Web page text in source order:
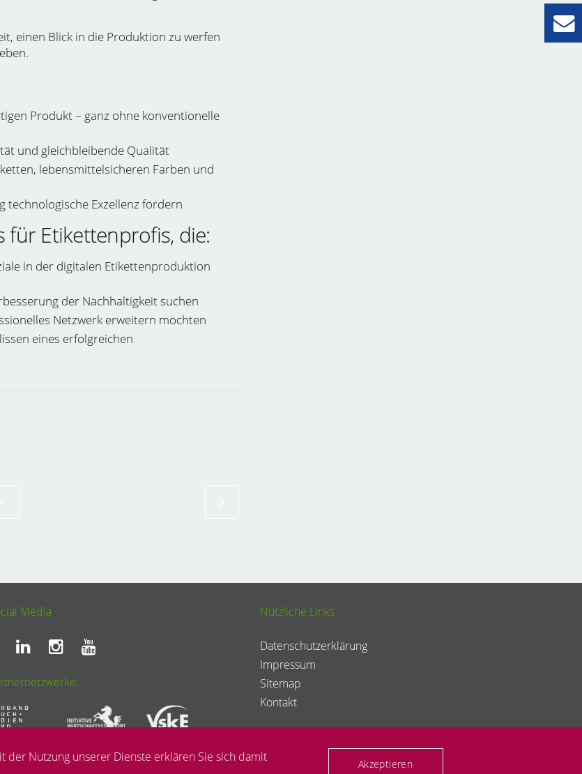
einen Blick in die Produktion zu werfen
Produkt – ganz ohne konventionelle
und gleichbleibende Qualität
lebensmittelsicheren Farben und
technologische Exzellenz fördern
für Etikettenprofis, die:
in der digitalen Etikettenproduktion
der Nachhaltigkeit suchen
Netzwerk erweitern möchten
eines erfolgreichen
Media Nützliche Links
Datenschutzerklärung
Impressum
Sitemap
Kontakt
Nutzung unserer Dienste erklären Sie sich damit
Akzeptieren